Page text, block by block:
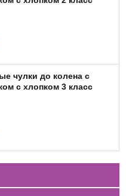
чулки до колена с
с хлопком 3 класс